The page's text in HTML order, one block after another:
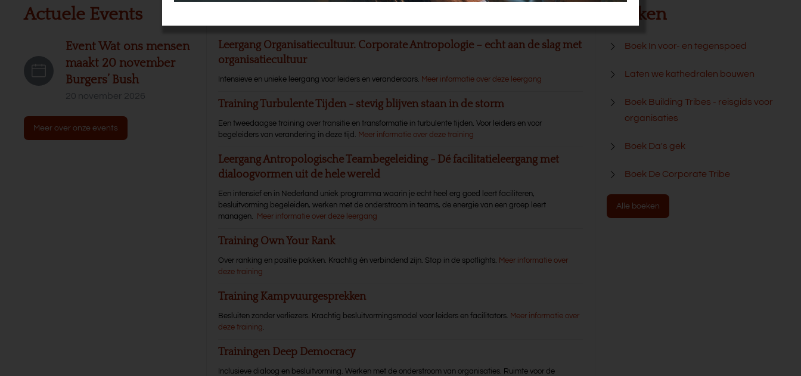
Actuele Events
Event Wat ons mensen
maakt 20 november
Burgers’ Bush
20 november 2026
Meer over onze events
Leergang Organisatiecultuur. Corporate Antropologie – echt aan de slag met
organisatiecultuur
Intensieve en unieke leergang voor leiders en veranderaars. Meer informatie over deze leergang
Training Turbulente Tijden - stevig blijven staan in de storm
Een tweedaagse training over transitie en transformatie in turbulente tijden. Voor leiders en voor
begeleiders van verandering in deze tijd. Meer informatie over deze training
Leergang Antropologische Teambegeleiding - Dé facilitatieleergang met
dialoogvormen uit de hele wereld
Een intensief en in Nederland uniek programma waarin je echt heel erg goed leert faciliteren,
besluitvorming begeleiden, werken met de onderstroom in teams, de energie van een groep leert
managen.
Meer informatie over deze leergang
Training Own Your Rank
Over ranking en positie pakken. Krachtig én verbindend zijn. Stap in de spotlights. Meer informatie over
deze training
Training Kampvuurgesprekken
Besluiten zonder verliezers. Krachtig besluitvormingsmodel voor leiders en facilitators. Meer informatie over
deze training.
Trainingen Deep Democracy
Inclusieve dialoog en besluitvorming. Werken met de onderstroom van organisaties. Ruimte voor de
Boeken
Boek In voor- en tegenspoed
Laten we kathedralen bouwen
Boek Building Tribes - reisgids voor
organisaties
Boek Da's gek
Boek De Corporate Tribe
Alle boeken